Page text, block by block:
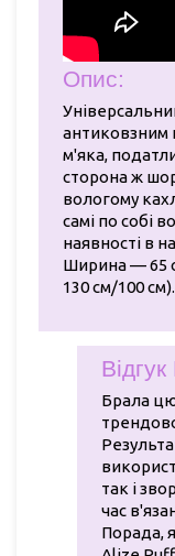
Опис:
антиковзним
м'яка,
сторона ж
вологому
самі по собі
наявності в
Ширина — 65
130 см/100 см).
Брала
так і
час
Порада,